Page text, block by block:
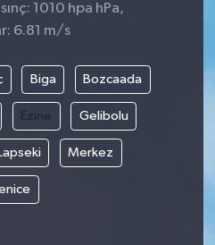
1010 hpa hPa,
6.81 m/s
Biga Bozcaada
Ezine Gelibolu
Lapseki Merkez